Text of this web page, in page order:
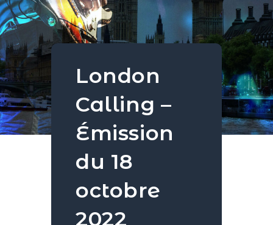
London
Calling –
Émission
du 18
octobre
2022